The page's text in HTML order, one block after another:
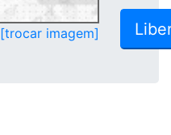
[trocar imagem]